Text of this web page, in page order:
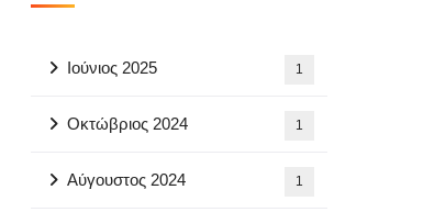
Ιούνιος 2025 1
Οκτώβριος 2024 1
Αύγουστος 2024 1